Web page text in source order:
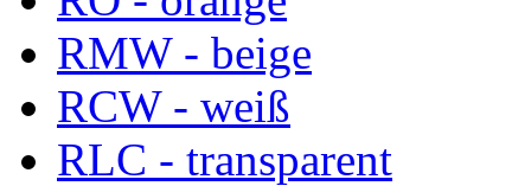
RMW - beige
RCW - weiß
RLC - transparent